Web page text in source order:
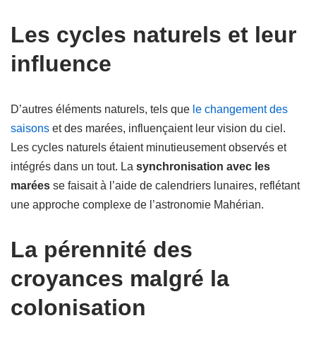
Les cycles naturels et leur
influence
D’autres éléments naturels, tels que le changement des
saisons et des marées, influençaient leur vision du ciel.
Les cycles naturels étaient minutieusement observés et
intégrés dans un tout. La synchronisation avec les
marées se faisait à l’aide de calendriers lunaires, reflétant
une approche complexe de l’astronomie Mahérian.
La pérennité des
croyances malgré la
colonisation